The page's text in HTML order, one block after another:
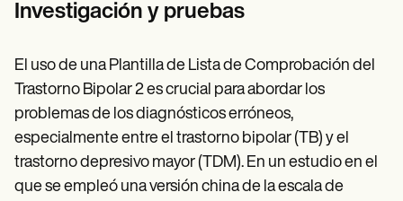
Investigación y pruebas
El uso de una Plantilla de Lista de Comprobación del
Trastorno Bipolar 2 es crucial para abordar los
problemas de los diagnósticos erróneos,
especialmente entre el trastorno bipolar (TB) y el
trastorno depresivo mayor (TDM). En un estudio en el
que se empleó una versión china de la escala de